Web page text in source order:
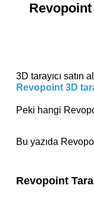
Revopoint
3D tarayıcı satın
Revopoint 3D
Peki hangi
Bu yazıda
Revopoint